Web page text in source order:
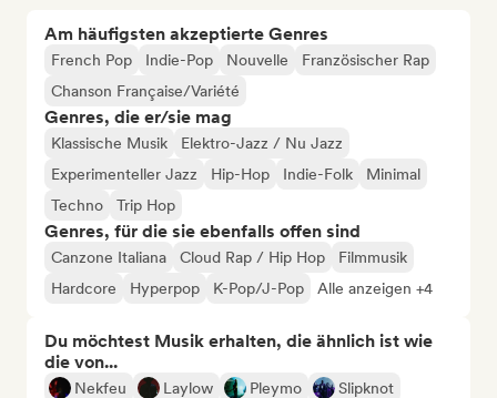
Am häufigsten akzeptierte Genres
French Pop Indie-Pop Nouvelle
Französischer Rap
Chanson Française/Variété
Genres, die er/sie mag
Klassische Musik
Elektro-Jazz / Nu Jazz
Experimenteller Jazz
Hip-Hop Indie-Folk
Minimal
Techno
Trip Hop
Genres, für die sie ebenfalls offen sind
Canzone Italiana Cloud Rap / Hip Hop
Filmmusik
Hardcore
Hyperpop K-Pop/J-Pop Alle anzeigen +4
Du möchtest Musik erhalten, die ähnlich ist wie
die von...
Nekfeu Laylow Pleymo
Slipknot